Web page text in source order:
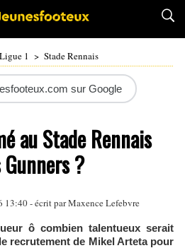
Ligue 1 > Stade Rennais
sur Google
au Stade Rennais
?
13:40 - écrit par Maxence Lefebvre
ô combien talentueux serait
recrutement de Mikel Arteta pour